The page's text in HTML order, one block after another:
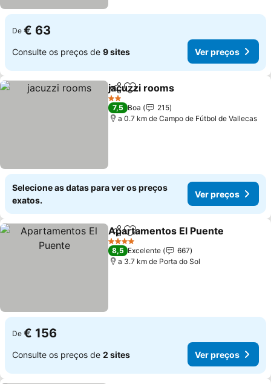
De € 63
Consulte os preços de 9 sites Ver preços
PartilharAdicionar aos favoritos
jacuzzi rooms
2 Estrelas
7,5 Boa
215
a 0.7 km de Campo de Fútbol de Vallecas
Selecione as datas para ver os preços
exatos.
Ver preços
PartilharAdicionar aos favoritos
Apartamentos El Puente
4 Estrelas
8,5 Excelente
667
a 3.7 km de Porta do Sol
De € 156
Consulte os preços de 2 sites Ver preços